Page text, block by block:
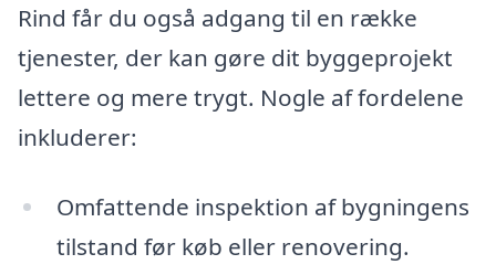
Rind får du også adgang til en række
tjenester, der kan gøre dit byggeprojekt
lettere og mere trygt. Nogle af fordelene
inkluderer:
Omfattende inspektion af bygningens
tilstand før køb eller renovering.